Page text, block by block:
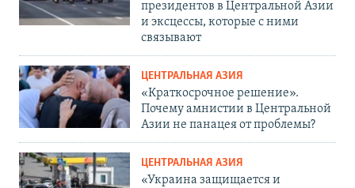
президентов в Центральной Азии
и эксцессы, которые с ними
связывают
ЦЕНТРАЛЬНАЯ АЗИЯ
«Краткосрочное решение».
Почему амнистии в Центральной
Азии не панацея от проблемы?
ЦЕНТРАЛЬНАЯ АЗИЯ
«Украина защищается и